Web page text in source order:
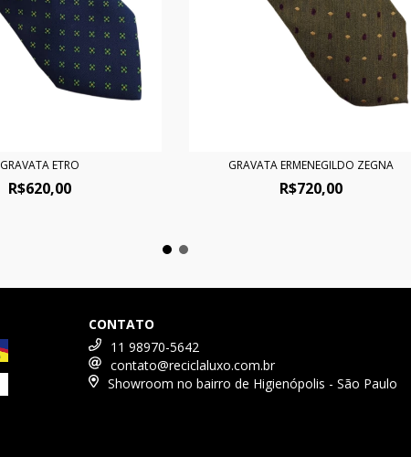
GRAVATA ETRO
R$620,00
GRAVATA ERMENEGILDO ZEGNA
R$720,00
CONTATO
11 98970-5642
contato@reciclaluxo.com.br
Showroom no bairro de Higienópolis - São Paulo